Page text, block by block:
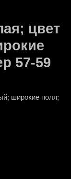
цвет
57-59
широкие поля;